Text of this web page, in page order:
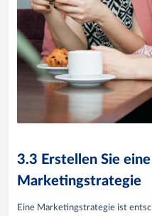
3.3 Erstellen Sie
Marketingstrategie
Eine Marketingstrategie ist